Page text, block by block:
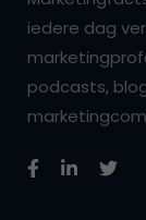
iedere dag
podcasts,